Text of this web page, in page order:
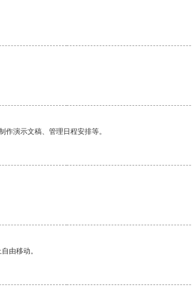
演示文稿、管理日程安排等。
由移动。